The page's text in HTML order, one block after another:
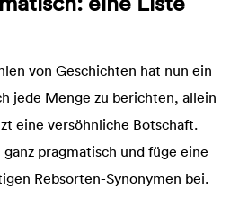
von Geschichten hat nun ein
jede Menge zu berichten, allein
eine versöhnliche Botschaft.
pragmatisch und füge eine
Rebsorten-Synonymen bei.